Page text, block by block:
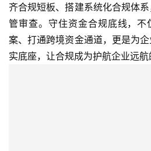
齐合规短板、搭建系统化合规体
管审查。守住资金合规底线，
案、打通跨境资金通道，更是为
实底座，让合规成为护航企业远航